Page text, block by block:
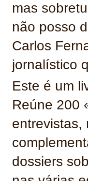
mas
não posso
Carlos
jornalístico
Este é um
Reúne 200
entrevistas,
dossiers